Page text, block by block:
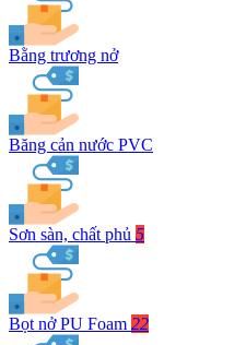
Bằng trương nở
Băng cản nước PVC
Sơn sàn, chất phủ 5
Bọt nở PU Foam 22